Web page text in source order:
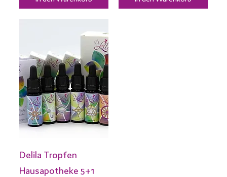
Delila Tropfen
Hausapotheke 5+1